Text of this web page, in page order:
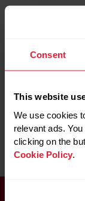
Consent
This website
We use cookies
relevant ads.
clicking on the
Cookie Policy.
Blut ab. Das
Sauerstoff und
Grund steigt die
bist.